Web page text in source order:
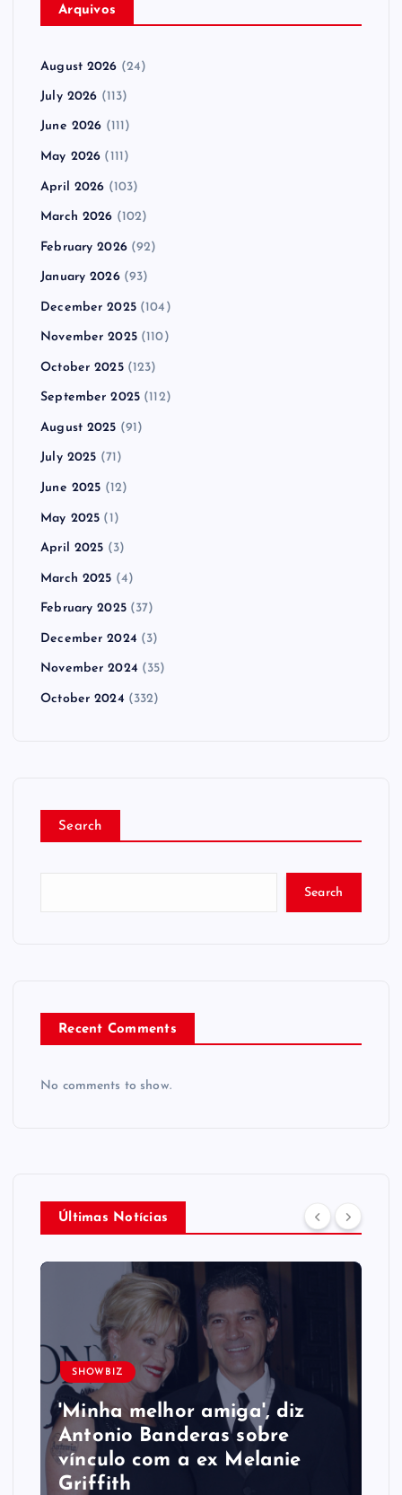
Arquivos
August 2026 (24)
July 2026 (113)
June 2026 (111)
May 2026 (111)
April 2026 (103)
March 2026 (102)
February 2026(92)
January 2026(93)
December 2025(104)
November 2025(110)
October 2025(123)
September 2025 (112)
August 2025 (91)
July 2025 (71)
June 2025 (12)
May 2025 (1)
April 2025 (3)
March 2025 (4)
February 2025(37)
December 2024 (3)
November 2024 (35)
October 2024 (332)
Search
Search
Recent Comments
No comments to show.
Últimas Notícias
SHOWBIZ
'Minha melhor amiga', diz
Antonio Banderas sobre
vínculo com a ex Melanie
Griffith